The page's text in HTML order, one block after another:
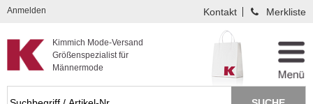
Kompletten Head der Seite überspringen
Kimmich Mode-Versand
Größenspezialist für
Männermode
Anmelden Kontakt Merkliste